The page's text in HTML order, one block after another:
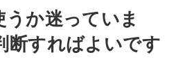
か迷っていま
断すればよいです